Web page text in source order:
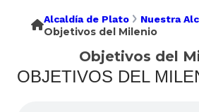
Alcaldía de Plato Nuestra
Objetivos del Milenio
Objetivos del
OBJETIVOS DEL